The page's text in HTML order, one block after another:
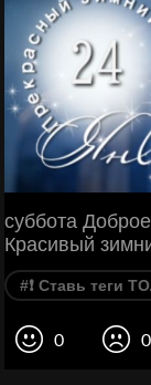
суббота
Красивый
0 0